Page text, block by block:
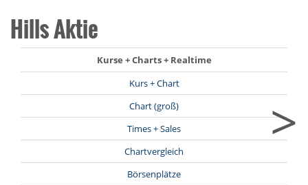
Hills Aktie
Kurse + Charts + Realtime
Kurs + Chart
Chart (groß)
Times + Sales
Chartvergleich
Börsenplätze
>